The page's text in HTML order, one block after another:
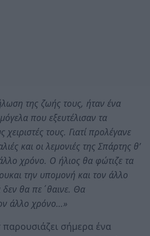
της ζωής τους, ήταν ένα
που εξευτέλισαν τα
τους. Γιατί προλέγανε
και οι λεμονιές της Σπάρτης θ’
χρόνο. Ο ήλιος θα φώτιζε τα
την υπομονή και τον άλλο
θα πε΄θαινε. Θα
άλλο χρόνο…»
σήμερα ένα